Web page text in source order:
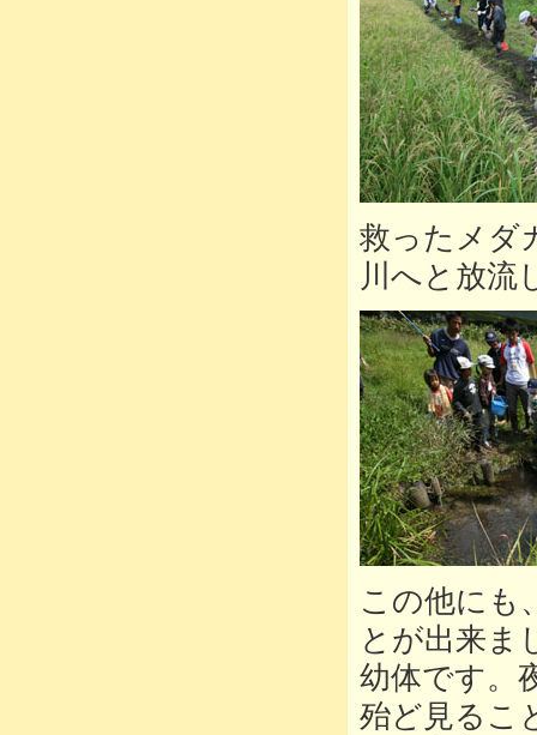
救ったメダ
川へと放流
この他にも
とが出来ま
幼体です。
殆ど見るこ